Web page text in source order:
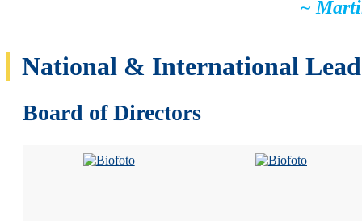
~
National & International
Board of Directors